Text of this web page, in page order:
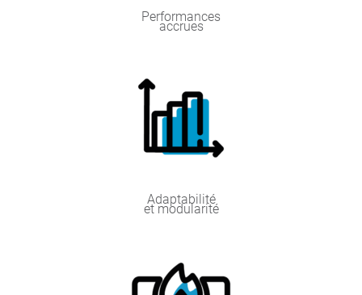
Performances
accrues
Adaptabilité
et modularité